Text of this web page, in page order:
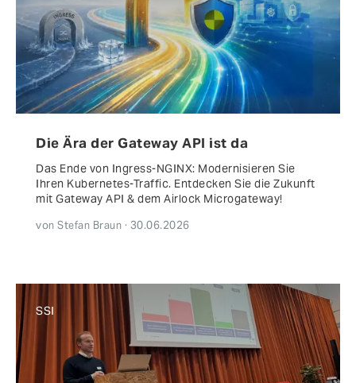
Die Ära der Gateway API ist da
Das Ende von Ingress-NGINX: Modernisieren Sie
Ihren Kubernetes-Traffic. Entdecken Sie die Zukunft
mit Gateway API & dem Airlock Microgateway!
von Stefan Braun · 30.06.2026
SSI